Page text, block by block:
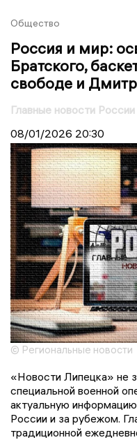
Общество
Россия и мир:
Братского,
свободе и
Главные новости
08/01/2026 20:30
© Региональные новости
«Новости Липецка» не
специальной военной
актуальную
России и за рубежом.
традиционной